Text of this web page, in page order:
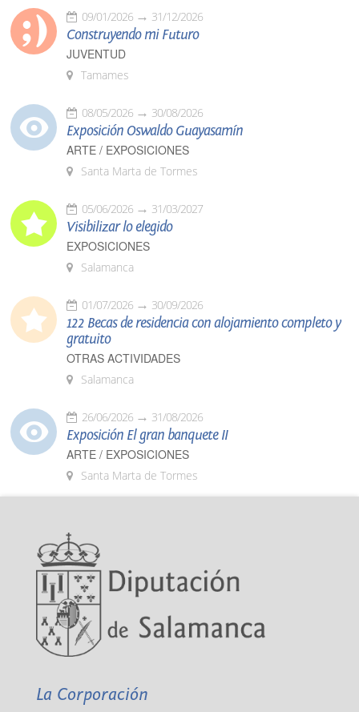
09/01/2026 31/12/2026
Construyendo mi Futuro
JUVENTUD
Tamames
08/05/2026 30/08/2026
Exposición Oswaldo Guayasamín
ARTE / EXPOSICIONES
Santa Marta de Tormes
05/06/2026 31/03/2027
Visibilizar lo elegido
EXPOSICIONES
Salamanca
01/07/2026 30/09/2026
122 Becas de residencia con alojamiento completo y
gratuito
OTRAS ACTIVIDADES
Salamanca
26/06/2026 31/08/2026
Exposición El gran banquete II
ARTE / EXPOSICIONES
Santa Marta de Tormes
La Corporación